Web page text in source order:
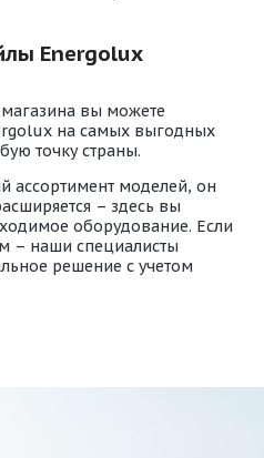
Energolux
вы можете
на самых выгодных
точку страны.
ассортимент моделей, он
– здесь вы
оборудование. Если
– наши специалисты
решение с учетом